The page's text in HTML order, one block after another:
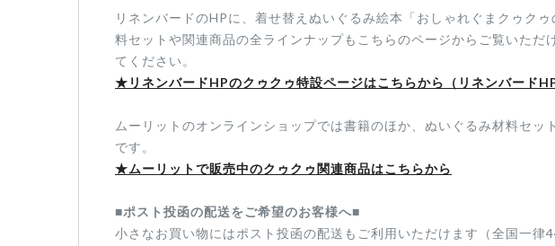
リネンバードのHPに、 着せ替えぬいぐるみ絵本「おしゃれぐまクゥク
料セットや関連商品の全ラインナップもこちらのページからご覧いた
てください。
★リネンバードHPのクゥクゥ特設ページはこちらから（リネンバード
ムーリットのオンラインショップでは書籍のほか、ぬいぐるみ材料セ
です。
★ムーリットで販売中のクゥクゥ関連商品はこちらから
■ポスト投函の配送をご希望のお客様へ■
小さなお買い物にはポスト投函の配送もご利用いただけます（全国一律